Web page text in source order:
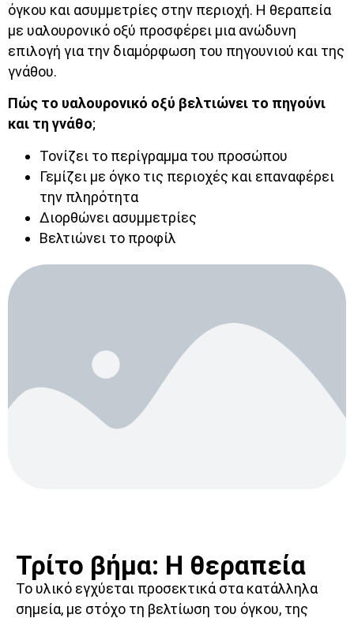
όγκου και ασυμμετρίες στην περιοχή. Η θεραπεία
με υαλουρονικό οξύ προσφέρει μια ανώδυνη
επιλογή για την διαμόρφωση του πηγουνιού και της
γνάθου.
Πώς το υαλουρονικό οξύ βελτιώνει το πηγούνι
και τη γνάθο;
Τονίζει το περίγραμμα του προσώπου
Γεμίζει με όγκο τις περιοχές και επαναφέρει
την πληρότητα
Διορθώνει ασυμμετρίες
Βελτιώνει το προφίλ
Τρίτο βήμα: Η θεραπεία
Το υλικό εγχύεται προσεκτικά στα κατάλληλα
σημεία, με στόχο τη βελτίωση του όγκου, της